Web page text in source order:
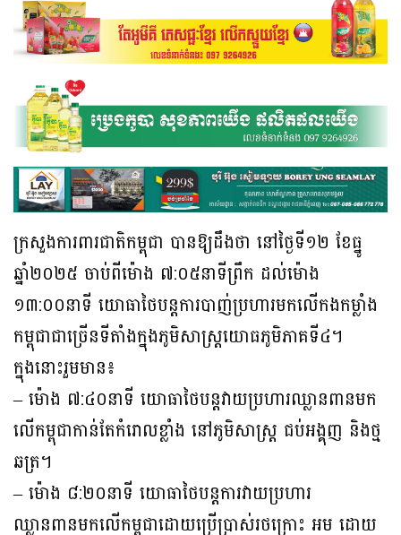
ក្រសួងការពារជាតិកម្ពុជា បានឱ្យដឹងថា នៅថៃ្ងទី១២ ខែធ្នូ
ឆ្នាំ២០២៥ ចាប់ពីម៉ោង ៧:០៥នាទីព្រឹក ដល់ម៉ោង
១៣:០០នាទី យោធាថៃបន្តការបាញ់ប្រហារមកលើកងកម្លាំង
កម្ពុជាជាច្រើនទីតាំងក្នុងភូមិសាស្រ្ដយោធភូមិភាគទី៤។
ក្នុងនោះរួមមាន៖
– ម៉ោង ៧:៤០នាទី យោធាថៃបន្តវាយប្រហារឈ្លានពានមក
លើកម្ពុជាកាន់តែកំរោលខ្លាំង នៅភូមិសាស្រ្ត ជប់អង្គុញ និងថ្ម
ឆត្រ។
– ម៉ោង ៨:២០នាទី យោធាថៃបន្តការវាយប្រហារ
ឈ្លានពានមកលើកម្ពុជាដោយប្រើប្រាស់រថក្រោះ អម ដោយ